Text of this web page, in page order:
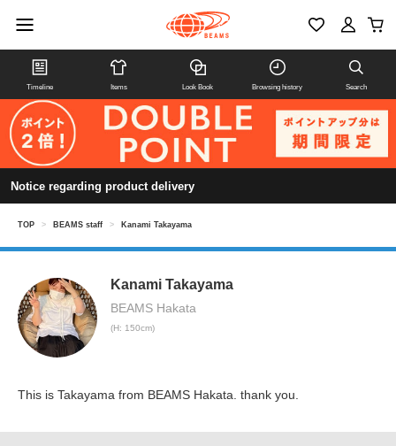
Timeline Items Look Book Browsing history Search
Notice regarding product delivery
TOP > BEAMS staff > Kanami Takayama
Kanami Takayama
BEAMS Hakata
(H: 150cm)
This is Takayama from BEAMS Hakata. thank you.